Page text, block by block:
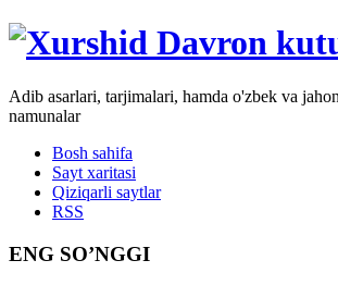
Adib asarlari, tarjimalari, hamda o'zbek va
namunalar
Bosh sahifa
Sayt xaritasi
Qiziqarli saytlar
RSS
ENG SO’NGGI